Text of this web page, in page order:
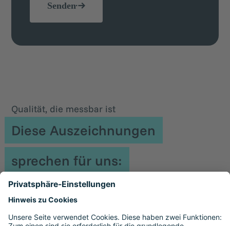
Senden
Qualität, die messbar ist
Diese Auszeichnungen
sprechen für uns: